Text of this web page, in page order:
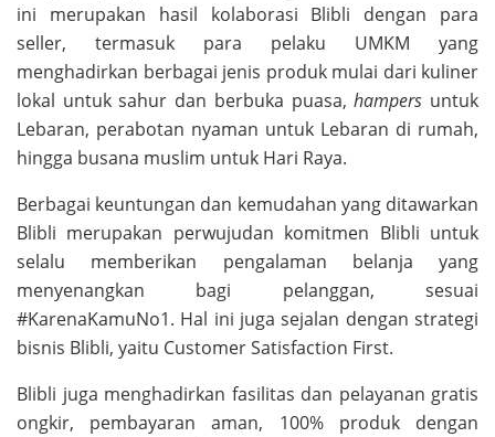
ini merupakan hasil kolaborasi Blibli dengan para
seller, termasuk para pelaku UMKM yang
menghadirkan berbagai jenis produk mulai dari kuliner
lokal untuk sahur dan berbuka puasa,hampers untuk
Lebaran, perabotan nyaman untuk Lebaran di rumah,
hingga busana muslim untuk Hari Raya.
Berbagai keuntungan dan kemudahan yang ditawarkan
Blibli merupakan perwujudan komitmen Blibli untuk
selalu memberikan pengalaman belanja yang
menyenangkan bagi pelanggan, sesuai
#KarenaKamuNo1. Hal ini juga sejalan dengan strategi
bisnis Blibli, yaitu Customer Satisfaction First.
Blibli juga menghadirkan fasilitas dan pelayanan gratis
ongkir, pembayaran aman, 100% produk dengan